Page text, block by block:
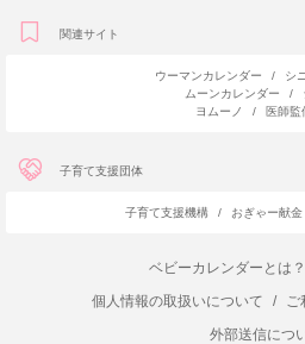
関連サイト
ウーマンカレンダー /
シ
ムーンカレンダー
/
ヨムーノ
/ 医師監
子育て支援団体
子育て支援機構 / おぎゃー献金
ベビーカレンダーとは？
個人情報の取扱いについて
/
ご
外部送信につ